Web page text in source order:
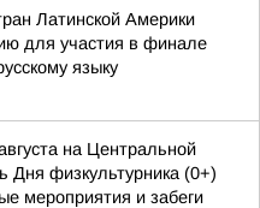
Латинской Америки
для участия в финале
языку
на Центральной
Дня физкультурника (0+)
мероприятия и забеги